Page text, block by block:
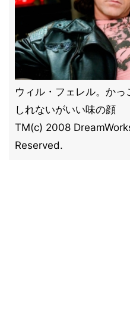
ウィル・フェレル。か
しれないがいい味の顔
TM(c) 2008
Reserved.